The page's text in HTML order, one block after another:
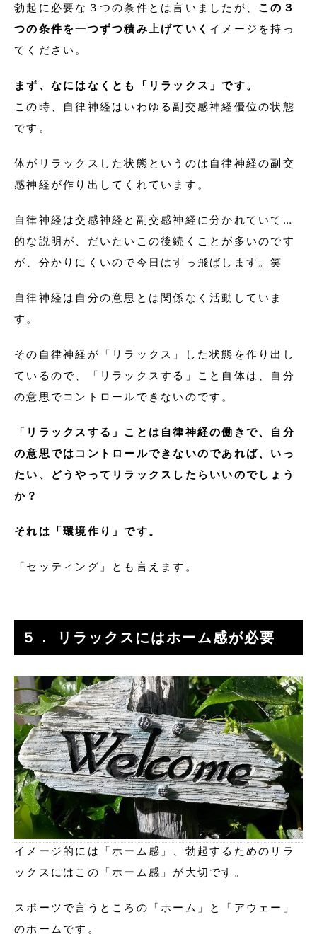
勃起に必要な３つの条件とは言いましたが、 この３
つの条件を一つずつ積み上げていく イメージを持っ
てください。
まず、なにはなくとも「リラックス」です。
この時、自律神経はいわゆる副交感神経優位の状態
です。
体がリラックスした状態というのは自律神経の副交
感神経が作り出してくれています。
自律神経は交感神経と副交感神経に分かれていて…
的な説明が、だいたいこの後続くことが多いのです
が、分かりにくいので今日はすっ飛ばします。笑
自律神経は自分の意思とは関係なく活動していま
す。
その自律神経が「リラックス」した状態を作り出し
ているので、「リラックスする」こと自体は、自分
の意思でコントロールできないのです。
「リラックスする」ことは自律神経の働きで、自分
の意思ではコントロールできないのであれば、いっ
たい、どうやってリラックスしたらいいのでしょう
か？
それは「環境作り」です。
「セッティング」とも言えます。
５． リラックスにはホーム感が必要
イメージ的には「ホーム感」、勃起するためのリラ
ックスにはこの「ホーム感」が大切です。
スポーツで言うところの「ホーム」と「アウェー」
のホームです。